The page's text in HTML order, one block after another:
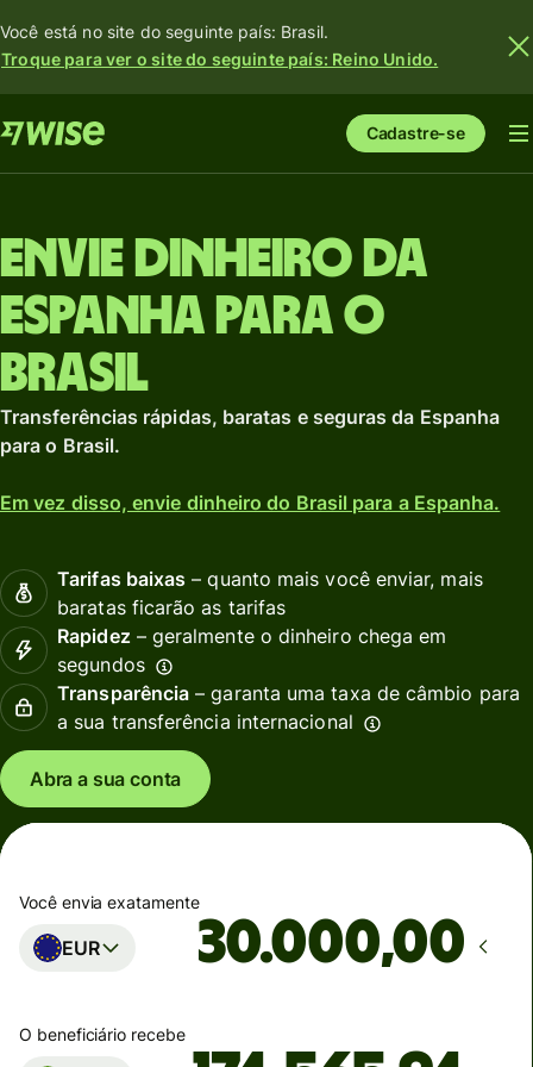
Você está no site do seguinte país: Brasil.
Troque para ver o site do seguinte país: Reino Unido.
Cadastre-se
Envie dinheiro da
Espanha para o
Brasil
Transferências rápidas, baratas e seguras da Espanha
para o Brasil.
Em vez disso, envie dinheiro do Brasil para a Espanha.
Tarifas baixas – quanto mais você enviar, mais
baratas ficarão as tarifas
Rapidez– geralmente o dinheiro chega em
segundos
Transparência – garanta uma taxa de câmbio para
a sua transferência internacional
Abra a sua conta
Você envia exatamente
EUR ,00
O beneficiário recebe